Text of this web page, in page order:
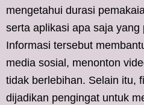
mengetahui durasi
serta aplikasi apa saja
Informasi tersebut
media sosial, menonton
tidak berlebihan. Selain itu,
dijadikan pengingat untuk